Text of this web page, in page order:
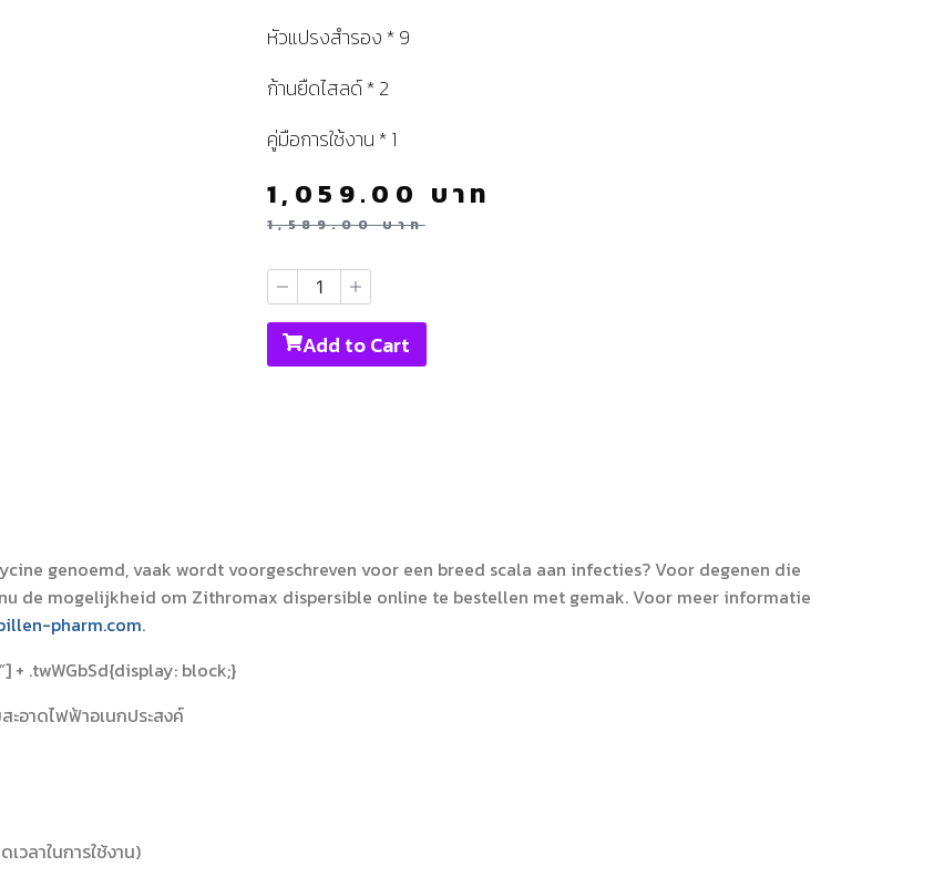
หัวแปรงสำรอง * 9
ก้านยืดไสลด์ * 2
คู่มือการใช้งาน * 1
1,589.00บาท
1,059.00 บาท
Add to Cart
genoemd, vaak wordt voorgeschreven voor een breed scala aan infecties? Voor degenen die
de mogelijkheid om Zithromax dispersible online te bestellen met gemak. Voor meer informatie
pharm.com.
+ .twWGbSd{display: block;}
ะอาดไฟฟ้าอเนกประสงค์
วลาในการใช้งาน)